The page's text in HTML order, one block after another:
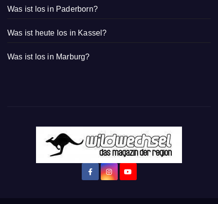
Was ist los in Paderborn?
Was ist heute los in Kassel?
Was ist los in Marburg?